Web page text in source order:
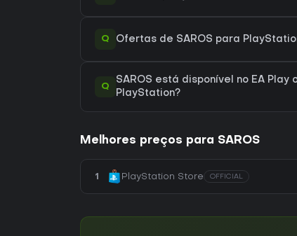
Q Ofertas de SAROS para
Q
SAROS está disponível no EA Play
PlayStation?
Melhores preços para SAROS
1 PlayStation Store OFFICIAL